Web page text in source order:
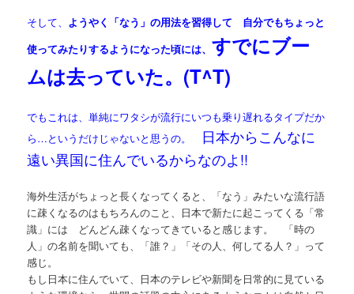
そして、 ようやく「なう」の用法を習得して 自分でもちょっと
使ってみたりするようになった頃には、 すでにブー
ムは去っていた。(T^T)
でもこれは、単純にワタシが流行にいつも乗り遅れるタイプだか
ら…というだけじゃないと思うの。
日本からこんなに
遠い異国に住んでいるからなのよ!!
海外生活がちょっと長くなってくると、「なう」みたいな流行語
に疎くなるのはもちろんのこと、日本で新たに起こってくる「常
識」には どんどん疎くなってきていると感じます。 「時の
人」の名前を聞いても、「誰？」「その人、何してる人？」って
感じ。
もし日本に住んでいて、日本のテレビや新聞を日常的に見ている